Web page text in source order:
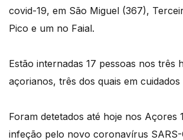
covid-19, em São Miguel (367),
Pico e um no Faial.
Estão internadas 17 pessoas nos três
açorianos, três dos quais em cuidados
Foram detetados até hoje nos Açores
infeção pelo novo coronavírus SARS-